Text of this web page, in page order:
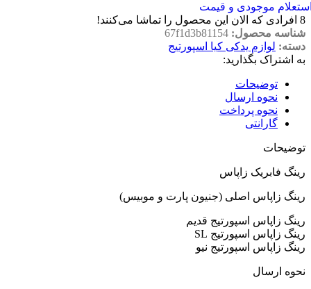
موجودی و قیمت
8 افرادی که الان این محصول را تماشا می‌کنند!
شناسه محصول: 67f1d3b81154
دسته: لوازم یدکی کیا اسپورتیج
به اشتراک بگذارید:
توضیحات
نحوه ارسال
نحوه پرداخت
گارانتی
توضیحات
رینگ فابریک زاپاس
رینگ زاپاس اصلی (جنیون پارت و موبیس)
رینگ زاپاس اسپورتیج قدیم
رینگ زاپاس اسپورتیج SL
رینگ زاپاس اسپورتیج نیو
نحوه ارسال